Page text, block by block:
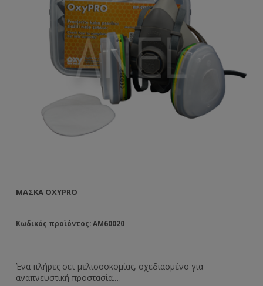
ΜΆΣΚΑ OXYPRO
Κωδικός προϊόντος: AM60020
Ένα πλήρες σετ μελισσοκομίας, σχεδιασμένο για
αναπνευστική προστασία.